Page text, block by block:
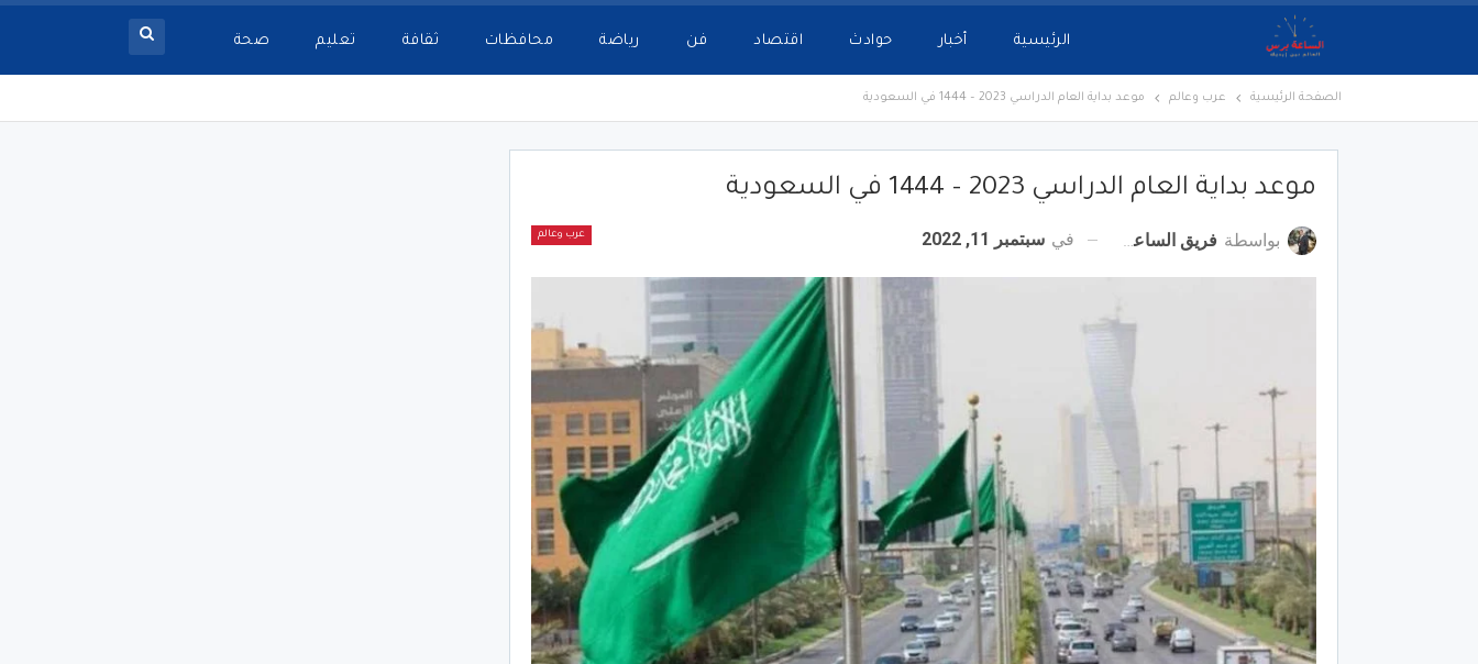
الرئيسية أخبار حوادث اقتصاد فن رياضة محافظات ثقافة تعليم صحة
الصفحة الرئيسية عرب وعالم موعد بداية العام الدراسي 2023 – 1444 في السعودية
موعد بداية العام الدراسي 2023 – 1444 في السعودية
عرب وعالم بواسطة فريق الساعة برس في سبتمبر 11, 2022